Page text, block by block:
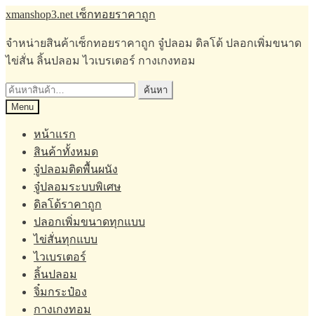
Skip
to
navigation
Skip
to
content
xmanshop3.net เซ็กทอยราคาถูก
จำหน่ายสินค้าเซ็กทอยราคาถูก จู๋ปลอม ดิลโด้ ปลอกเพิ่มขนาด
ไข่สั่น ลิ้นปลอม ไวเบรเตอร์ กางเกงทอม
ค้นหา:
ค้นหา
Menu
หน้าแรก
สินค้าทั้งหมด
จู๋ปลอมติดพื้นผนัง
จู๋ปลอมระบบพิเศษ
ดิลโด้ราคาถูก
ปลอกเพิ่มขนาดทุกแบบ
ไข่สั่นทุกแบบ
ไวเบรเตอร์
ลิ้นปลอม
จิ๋มกระป๋อง
กางเกงทอม